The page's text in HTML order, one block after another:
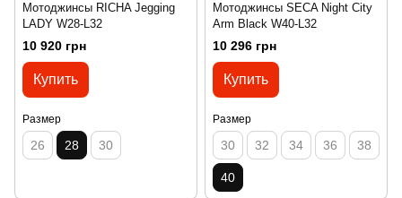
Мотоджинсы RICHA Jegging
LADY W28-L32
10 920 грн
Купить
Размер
26 28 30
Мотоджинсы SECA Night City
Arm Black W40-L32
10 296 грн
Купить
Размер
30 32 34 36 38
40